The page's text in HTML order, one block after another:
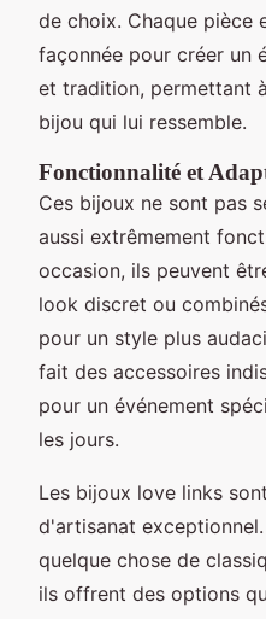
de choix. Chaque pièce
façonnée pour créer un
et tradition, permettant
bijou qui lui ressemble.
Fonctionnalité et
Ces bijoux ne sont pas
aussi extrêmement
occasion, ils peuvent
look discret ou
pour un style plus
fait des accessoires
pour un événement
les jours.
Les bijoux love links
d'artisanat
quelque chose de
ils offrent des options